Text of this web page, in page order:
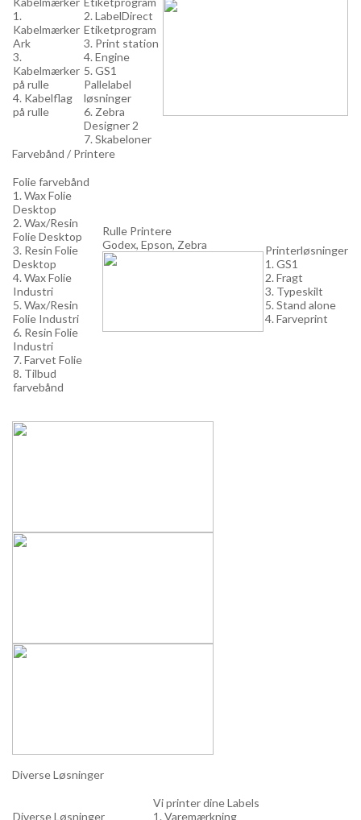
1.
Kabelmærker
Ark
3.
Kabelmærker
på rulle
4. Kabelflag
på rulle
2. LabelDirect
Etiketprogram
3. Print station
4. Engine
5. GS1
Pallelabel
løsninger
6. Zebra
Designer 2
7. Skabeloner
Farvebånd / Printere
Folie farvebånd
1. Wax Folie
Desktop
2. Wax/Resin
Folie Desktop
3. Resin Folie
Desktop
4. Wax Folie
Industri
5. Wax/Resin
Folie Industri
6. Resin Folie
Industri
7. Farvet Folie
8. Tilbud
farvebånd
Rulle Printere
Godex, Epson, Zebra
Printerløsninger
1. GS1
2. Fragt
3. Typeskilt
5. Stand alone
4. Farveprint
Diverse Løsninger
Diverse Løsninger
Vi printer dine Labels
1. Varemærkning